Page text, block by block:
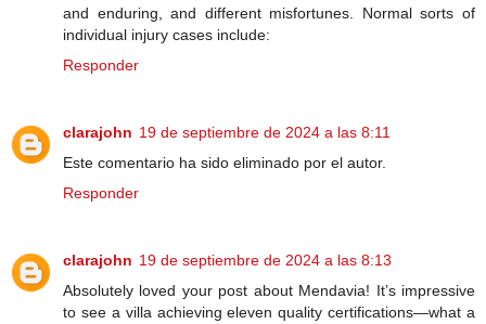
and enduring, and different misfortunes. Normal sorts of
individual injury cases include:
Responder
clarajohn 19 de septiembre de 2024 a las 8:11
Este comentario ha sido eliminado por el autor.
Responder
clarajohn 19 de septiembre de 2024 a las 8:13
Absolutely loved your post about Mendavia! It’s impressive
to see a villa achieving eleven quality certifications—what a